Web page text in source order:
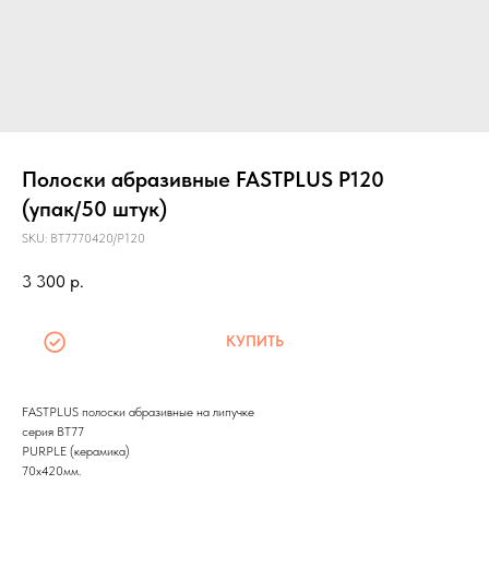
Полоски абразивные FASTPLUS P120
(упак/50 штук)
SKU: BT7770420/P120
3 300 р.
КУПИТЬ
FASTPLUS полоски абразивные на липучке
серия BT77
PURPLE (керамика)
70х420мм.